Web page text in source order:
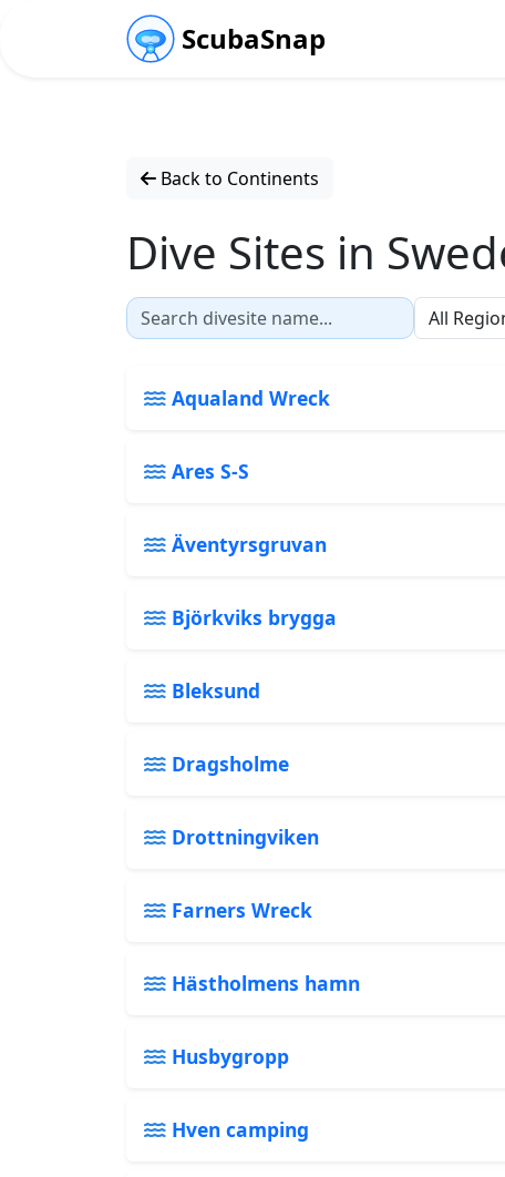
ScubaSnap
Back to Continents
Dive Sites in
Aqualand Wreck
Ares S-S
Äventyrsgruvan
Björkviks brygga
Bleksund
Dragsholme
Drottningviken
Farners Wreck
Hästholmens hamn
Husbygropp
Hven camping